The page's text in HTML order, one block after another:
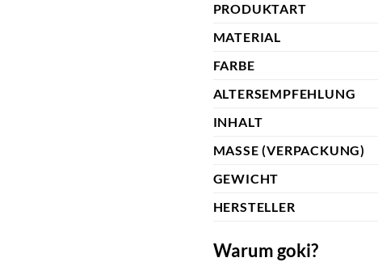
PRODUKTART
MATERIAL
FARBE
ALTERSEMPFEHLUNG
INHALT
MASSE (VERPACKUNG)
GEWICHT
HERSTELLER
Warum goki?